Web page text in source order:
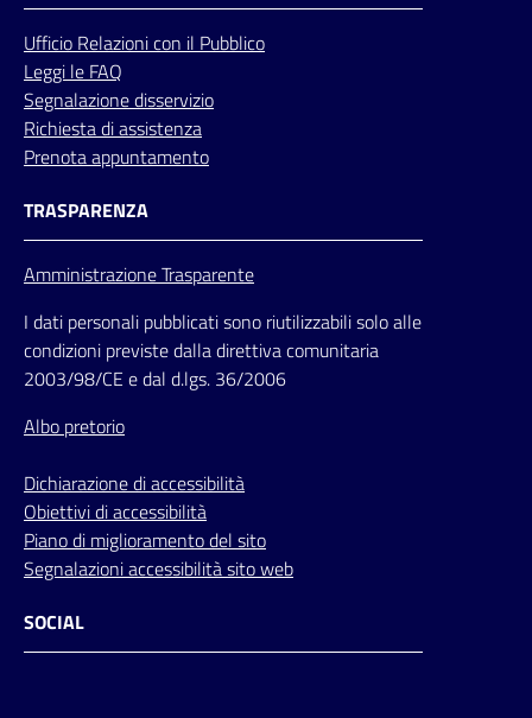
Ufficio Relazionicon il Pubblico
Leggi le FAQ
Segnalazione disservizio
Richiesta di assistenza
Prenota appuntamento
TRASPARENZA
Amministrazione Trasparente
I dati personali pubblicati sono riutilizzabili solo alle
condizioni previste dalla direttiva comunitaria
2003/98/CE e dal d.lgs. 36/2006
Albo pretorio
Dichiarazione di accessibilità
Obiettivi di accessibilità
Piano di miglioramento del sito
Segnalazioni accessibilità sito web
SOCIAL